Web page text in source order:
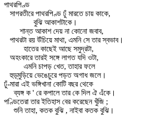
পাথরপিণ্ড
সাগরতীরে পাথরপিণ্ড ঢুঁ মারতে চায় কাকে,
বুঝি আকাশটাকে।
শান্ত আকাশ দেয় না কোনো জবাব,
পাথরটা রয় উঁচিয়ে মাথা, এমনি সে তার স্বভাব।
হাতের কাছেই আছে সমুদ্রটা,
অহংকারে তারই সঙ্গে লাগত যদি ওটা,
এমনি চাপড় খেত, তাহার ফলে
হুড়্‌মুড়িয়ে ভেঙেচুরে পড়ত অগাধ জলে।
ঢুঁ-মারা এই ভঙ্গিখানা কোটি বছর থেকে
ব্যঙ্গ ক ' রে কপালে তার কে দিল ঐ এঁকে।
পণ্ডিতেরা তার ইতিহাস বের করেছেন খুঁজি ;
শুনি তাহা, কতক বুঝি , নাইবা কতক বুঝি।